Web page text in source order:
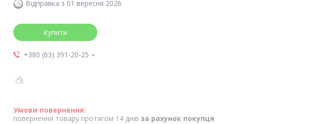
Відправка з 01 вересня 2026
Купити
+380 (63) 391-20-25
повернення товару протягом 14 днів за рахунок покупця